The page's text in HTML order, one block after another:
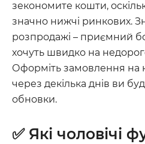
зекономите кошти,
значно нижчі ринкових.
розпродажі – приємний
хочуть швидко на
Оформіть замовлення на
через декілька днів ви
обновки.
✅ Які чоловічі